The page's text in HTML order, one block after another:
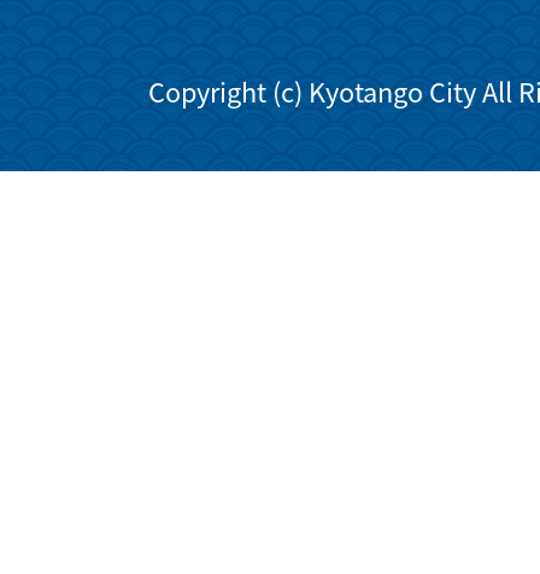
Copyright (c) Kyotango City All